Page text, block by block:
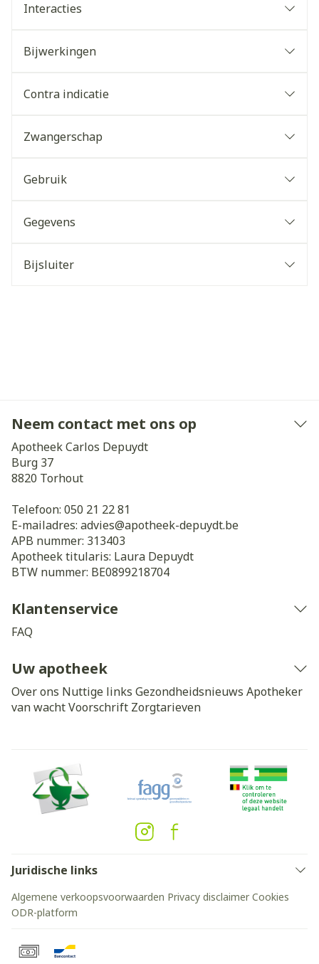
Interacties
Bijwerkingen
Contra indicatie
Zwangerschap
Gebruik
Gegevens
Bijsluiter
Neem contact met ons op
Apotheek Carlos Depuydt
Burg 37
8820 Torhout
Telefoon: 050 21 22 81
E-mailadres: advies@apotheek-depuydt.be
APB nummer: 313403
Apotheek titularis: Laura Depuydt
BTW nummer: BE0899218704
Klantenservice
FAQ
Uw apotheek
Over ons Nuttige links Gezondheidsnieuws Apotheker
van wachtVoorschrift Zorgtarieven
Juridische links
Algemene verkoopsvoorwaarden Privacy disclaimer Cookies
ODR-platform